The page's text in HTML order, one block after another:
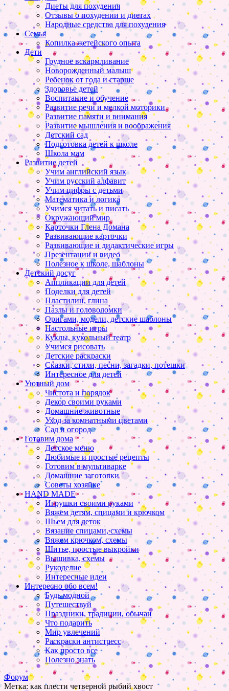
Диеты для похудения
Отзывы о похудении и диетах
Народные средства для похудения
Семья
Копилка жетейского опыта
Дети
Грудное вскармливание
Новорожденный малыш
Ребенок от года и старше
Здоровье детей
Воспитание и обучение
Развитие речи и мелкой моторики
Развитие памяти и внимания
Развитие мышления и воображения
Детский сад
Подготовка детей к школе
Школа мам
Развитие детей
Учим английский язык
Учим русский алфавит
Учим цифры с детьми
Математика и логика
Учимся читать и писать
Окружающий мир
Карточки Глена Домана
Развивающие карточки
Развивающие и дидактические игры
Презентации и видео
Полезное к школе, шаблоны
Детский досуг
Аппликации для детей
Поделки для детей
Пластилин, глина
Пазлы и головоломки
Оригами, модели, детские шаблоны
Настольные игры
Куклы, кукольный театр
Учимся рисовать
Детские раскраски
Сказки, стихи, песни, загадки, потешки
Интересное для детей
Уютный дом
Чистота и порядок
Декор своими руками
Домашние животные
Уход за комнатными цветами
Сад и огород
Готовим дома
Детское меню
Любимые и простые рецепты
Готовим в мультиварке
Домашние заготовки
Советы хозяйке
HAND MADE
Игрушки своими руками
Вяжем детям, спицами и крючком
Шьем для деток
Вязание спицами, схемы
Вяжем крючком, схемы
Шитье, простые выкройки
Вышивка, схемы
Рукоделие
Интересные идеи
Интересно обо всем!
Будь модной
Путешествуй
Праздники, традиции, обычаи
Что подарить
Мир увлечений
Раскраски антистресс
Как просто все
Полезно знать
Форум
Метка:как плести четверной рыбий хвост